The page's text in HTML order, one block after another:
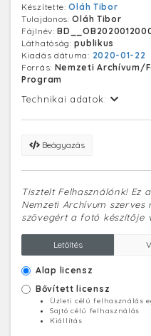
Készítette:Oláh Tibor
Tulajdonos:Oláh Tibor
Fájlnév:
Láthatóság:publikus
Kiadás dátuma: 2020-01-22
Forrás: Nemzeti Archívum/
Program
Technikai adatok:
Beágyazás
Tisztelt Felhasználónk! Ez
Nemzeti Archívum
szövegért a fotó készítője
Letöltés
Alap licensz
Bővített licensz
Üzleti célú felhasználás
Sajtó célú felhasználás
Kiállítás